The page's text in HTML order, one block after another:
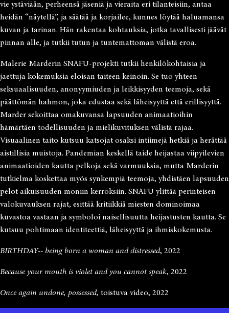
vie ystäviään, perheensä jäseniä ja vieraita eri tilanteisiin, antaa
heidän “näytellä”, ja säätää ja korjailee, kunnes löytää haluamansa
kuvan ja tarinan. Hän rakentaa kohtauksia, jotka tavallisesti jäävät
pinnan alle, ja tutkii tutun ja tuntemattoman välistä eroa.
Malerie Marderin SNAFU-projekti tutkii henkilökohtaisia ja
jaettuja kokemuksia eloisan taiteen keinoin. Se tuo yhteen
seksuaalisuuden, anonyymiuden ja leikkisyyden teemoja, sekä
päättömän hahmon, joka edustaa sekä läheisyyttä että erillisyyttä.
Marder sekoittaa omakuvansa lapsuuden animaatioihin
hämärtäen todellisuuden ja mielikuvituksen välistä rajaa.
Visuaalinen taito kutsuu katsojat osaksi intiimejä hetkiä ja herättää
aistillisia muistoja. Pandemian keskellä taide heijastaa viipyilevien
animaatioiden kautta pelkoja sekä varmuuksia, mutta Marderin
tutkielma koskettaa myös synkempiä teemoja, yhdistäen lapsuuden
pelot aikuisuuden moniin kerroksiin. SNAFU ylittää perinteisen
valokuvauksen rajat, esittää kritiikkiä miesten dominoimaa
kuvastoa vastaan ja symboloi naisellisuutta heijastusten kautta. Se
kutsuu pohtimaan identiteettiä, läheisyyttä ja ihmiskokemusta.
BIRTHDAY-- being born a woman and distressed, 2022
Because your mouth is violet and you cannot speak, 2022
Once again undone, possessed, toistuva video, 2022